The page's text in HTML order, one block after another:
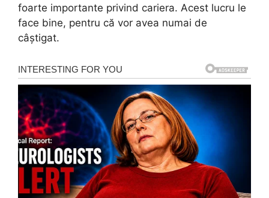
foarte importante privind cariera. Acest lucru le
face bine, pentru că vor avea numai de
câștigat.